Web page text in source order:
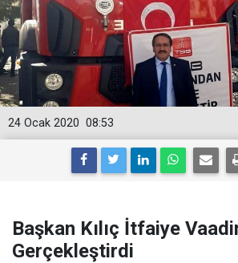
08:53
24 Ocak 2020
Başkan Kılıç İtfaiye
Gerçekleştirdi